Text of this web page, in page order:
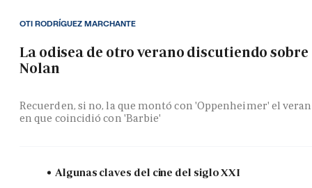
La odisea de otro verano discutiendo sobre
Nolan
Recuerden, si no, la que montó con 'Oppenheimer' el
en que coincidió con 'Barbie'
OTI RODRÍGUEZ MARCHANTE
Algunas claves del cine del siglo XXI